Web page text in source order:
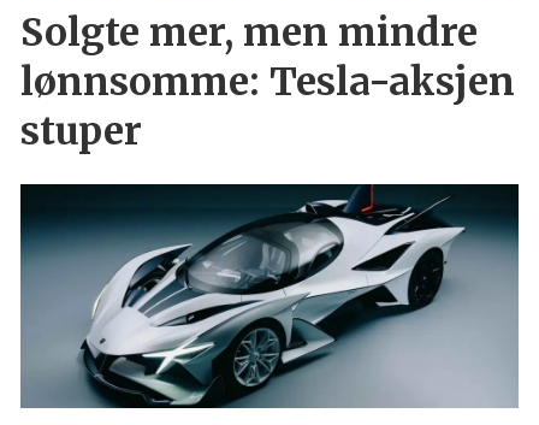
Solgte mer, men mindre
lønnsomme: Tesla-aksjen
stuper